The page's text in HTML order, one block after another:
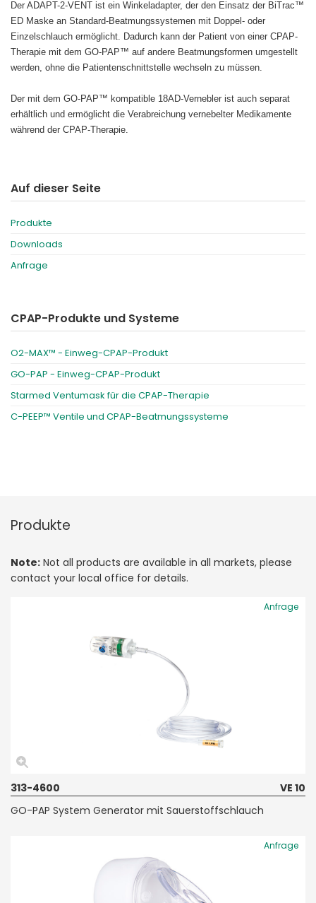
Der ADAPT-2-VENT ist ein Winkeladapter, der den Einsatz der BiTrac™
ED Maske an Standard-Beatmungssystemen mit Doppel- oder
Einzelschlauch ermöglicht. Dadurch kann der Patient von einer CPAP-
Therapie mit dem GO-PAP™ auf andere Beatmungsformen umgestellt
werden, ohne die Patientenschnittstelle wechseln zu müssen.
Der mit dem GO-PAP™ kompatible 18AD-Vernebler ist auch separat
erhältlich und ermöglicht die Verabreichung vernebelter Medikamente
während der CPAP-Therapie.
Auf dieser Seite
Produkte
Downloads
Anfrage
CPAP-Produkte und Systeme
O2-MAX™ - Einweg-CPAP-Produkt
GO-PAP - Einweg-CPAP-Produkt
Starmed Ventumask für die CPAP-Therapie
C-PEEP™ Ventile und CPAP-Beatmungssysteme
Produkte
Note: Not all products are available in all markets, please
contact your local office for details.
Anfrage
313-4600
VE 10
GO-PAP System Generator mit Sauerstoffschlauch
Anfrage